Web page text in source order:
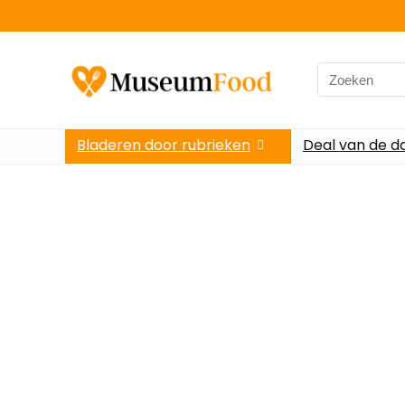
Bladeren door rubrieken Deal van de